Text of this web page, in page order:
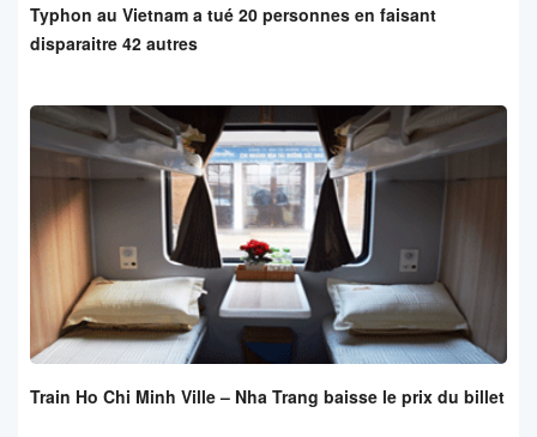
Typhon au Vietnam a tué 20 personnes en faisant
disparaitre 42 autres
Train Ho Chi Minh Ville – Nha Trang baisse le prix du billet